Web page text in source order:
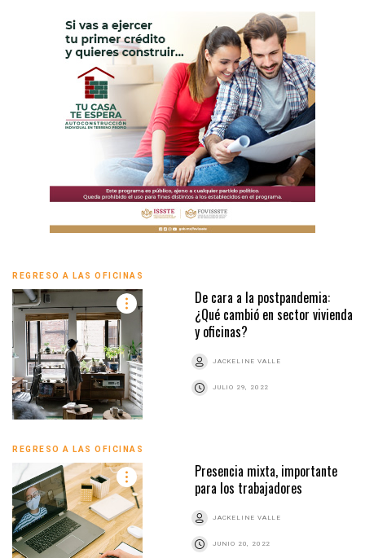
REGRESO A LAS OFICINAS
De cara a la postpandemia:
¿Qué cambió en sector vivienda
y oficinas?
JACKELINE VALLE
JULIO 29, 2022
REGRESO A LAS OFICINAS
Presencia mixta, importante
para los trabajadores
JACKELINE VALLE
JUNIO 20, 2022